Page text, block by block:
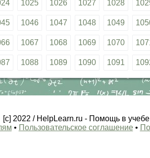
1025 1026 1027 1028
1046 1047 1048 1049
1067 1068 1069 1070
1088 1089 1090 1091
[c] 2022 / HelpLearn.ru - Помощь в
• Пользовательское соглашение•